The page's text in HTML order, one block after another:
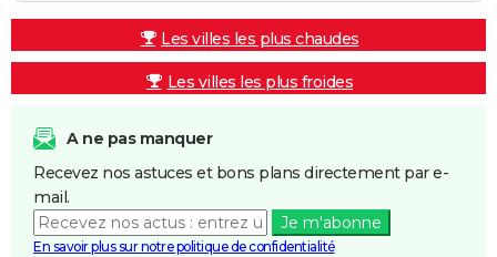
Les villes les plus chaudes
Les villes les plus froides
A ne pas manquer
Recevez nos astuces et bons plans directement par e-
mail.
Je m'abonne
En savoir plus sur notre politique de confidentialité